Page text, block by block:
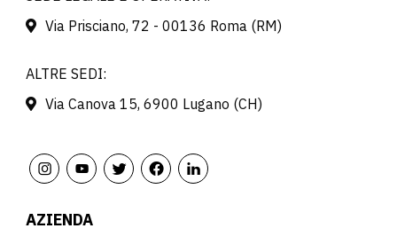
Via Prisciano, 72 - 00136 Roma (RM)
ALTRE SEDI:
Via Canova 15, 6900 Lugano (CH)
AZIENDA